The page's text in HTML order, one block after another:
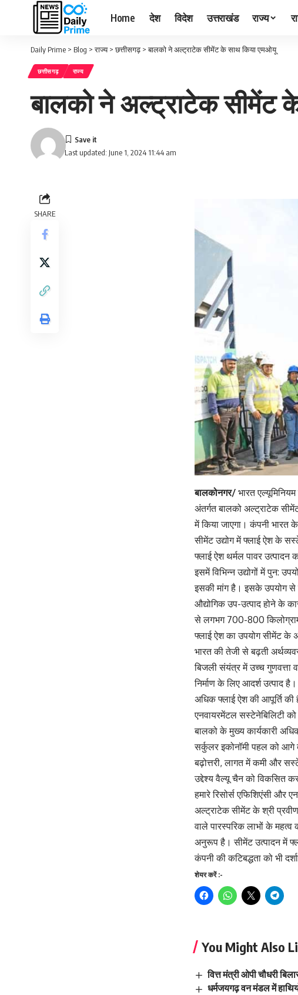
Home देश विदेश उत्तराखंड राज्य
Daily Prime > Blog >राज्य>छत्तीसगढ़>बालको ने अल्ट्राटेक सीमेंट के साथ किया एमओयू
छत्तीसगढ़ राज्य
बालको ने अल्ट्राटेक सीमेंट
Last updated: June 1, 2024 11:44 am
SHARE
बालकोनगर/ भारत
अंतर्गत बालको अल्ट्राटेक
में किया जाएगा। कंपनी भारत
सीमेंट उद्योग में फ्लाई ऐश के
फ्लाई ऐश थर्मल पावर उत्पादन
इसमें विभिन्न उद्योगों में पुन:
इसकी मांग है। इसके उपयोग से
औद्योगिक उप-उत्पाद होने के
से लगभग 700-800 किलोग्राम
फ्लाई ऐश का उपयोग सीमेंट के
भारत की तेजी से बढ़ती
बिजली संयंत्र में उच्च गुणवत्ता
निर्माण के लिए आदर्श उत्पाद
अधिक फ्लाई ऐश की आपूर्ति
एनवायरमेंटल सस्टेनेबिलिटी
बालको के मुख्य कार्यकारी
सर्कुलर इकोनॉमी पहल को आगे
बढ़ोत्तरी, लागत में कमी और
उद्देश्य वैल्यू चैन को विकसित
हमारे रिसोर्स एफिशिएंसी और
अल्ट्राटेक सीमेंट के श्री
वाले पारस्परिक लाभों के
अनुरूप है। सीमेंट उत्पादन में
कंपनी की कटिबद्धता को भी
शेयर करें :-
You Might Also
वित्त मंत्री ओपी चौधरी
धर्मजयगढ़ वन मंडल में